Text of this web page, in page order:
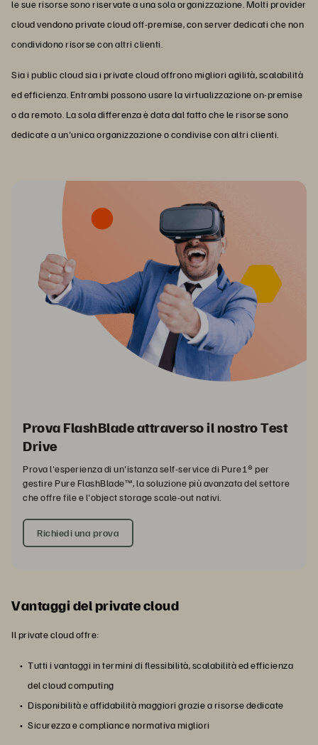
le sue risorse sono riservate a una sola organizzazione. Molti provider
cloud vendono private cloud off-premise, con server dedicati che non
condividono risorse con altri clienti.
Sia i public cloud sia i private cloud offrono migliori agilità, scalabilità
ed efficienza. Entrambi possono usare la virtualizzazione on-premise
o da remoto. La sola differenza è data dal fatto che le risorse sono
dedicate a un'unica organizzazione o condivise con altri clienti.
Prova FlashBlade attraverso il nostro Test
Drive
Prova l'esperienza di un'istanza self-service di Pure1® per
gestire Pure FlashBlade™, la soluzione più avanzata del settore
che offre file e l'object storage scale-out nativi.
Richiedi una prova
Vantaggi del private cloud
Il private cloud offre:
Tutti i vantaggi in termini di flessibilità, scalabilità ed efficienza
del cloud computing
Disponibilità e affidabilità maggiori grazie a risorse dedicate
Sicurezza e compliance normativa migliori